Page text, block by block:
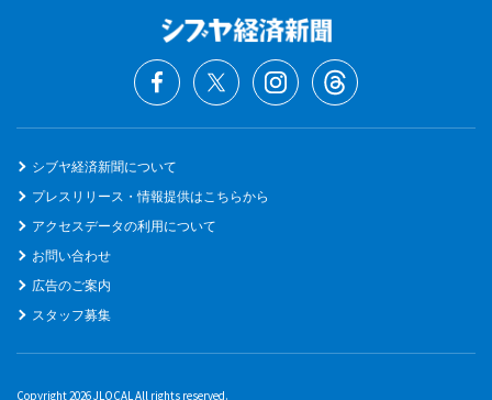
シブヤ経済新聞について
プレスリリース・情報提供はこちらから
アクセスデータの利用について
お問い合わせ
広告のご案内
スタッフ募集
Copyright 2026 JLOCAL All rights reserved.